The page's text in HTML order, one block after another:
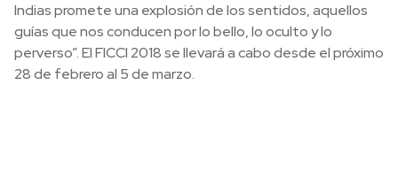
Indias promete una explosión de los sentidos, aquellos
guías que nos conducen por lo bello, lo oculto y lo
perverso”. El FICCI 2018 se llevará a cabo desde el próximo
28 de febrero al 5 de marzo.